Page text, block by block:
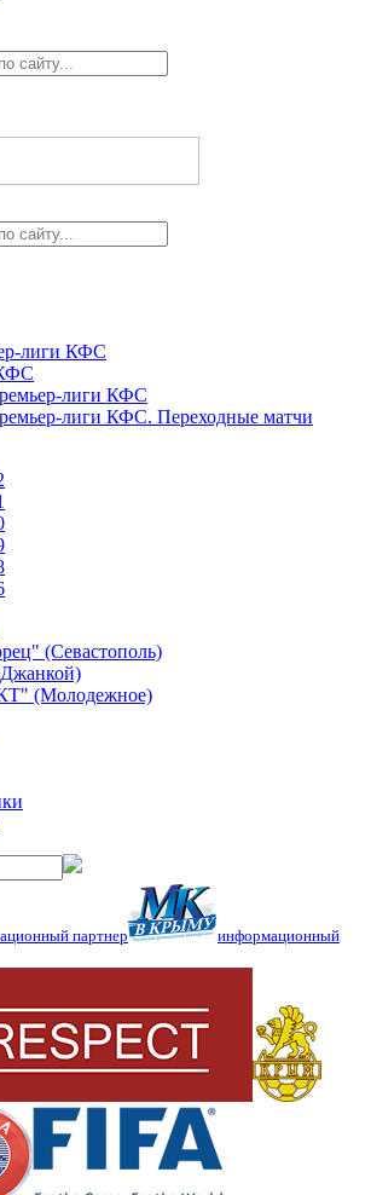
лиги КФС
лиги КФС
лиги КФС. Переходные матчи
(Севастополь)
(Молодежное)
партнер
информационный